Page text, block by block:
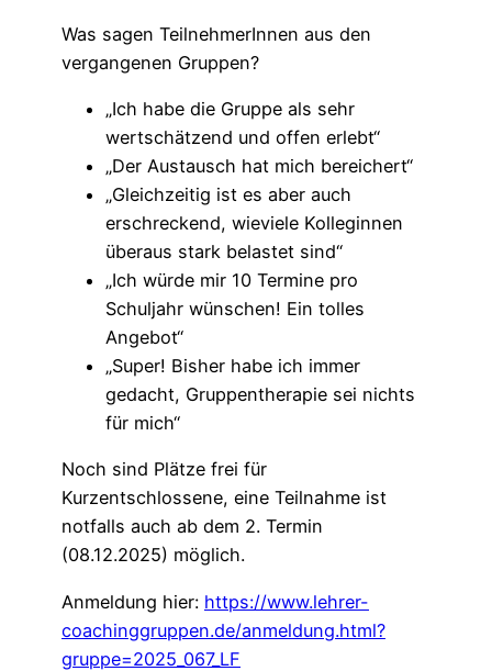
Was sagen TeilnehmerInnen aus den
vergangenen Gruppen?
„Ich habe die Gruppe als sehr
wertschätzend und offen erlebt“
„Der Austausch hat mich bereichert“
„Gleichzeitig ist es aber auch
erschreckend, wieviele Kolleginnen
überaus stark belastet sind“
„Ich würde mir 10 Termine pro
Schuljahr wünschen! Ein tolles
Angebot“
„Super! Bisher habe ich immer
gedacht, Gruppentherapie sei nichts
für mich“
Noch sind Plätze frei für
Kurzentschlossene, eine Teilnahme ist
notfalls auch ab dem 2. Termin
(08.12.2025) möglich.
Anmeldung hier: https://www.lehrer-
coachinggruppen.de/anmeldung.html?
gruppe=2025_067_LF